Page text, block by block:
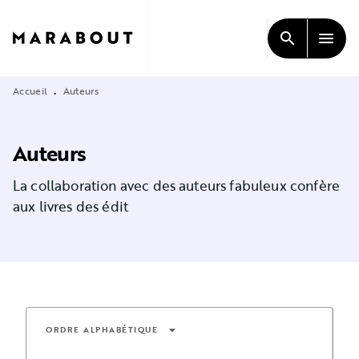
CONTENU
search menu
Accueil • Auteurs
Auteurs
La collaboration avec des auteurs fabuleux confère
aux livres des édit
ORDRE ALPHABÉTIQUE arrow_drop_down